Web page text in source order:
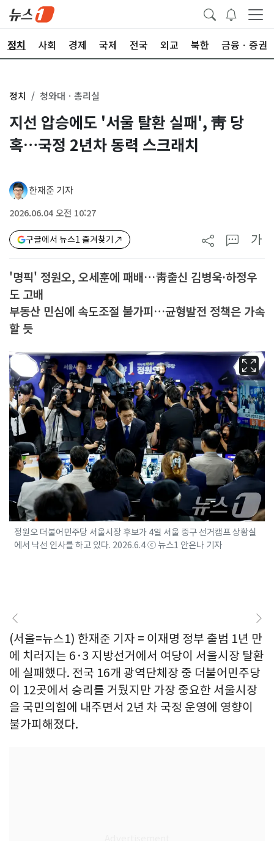
정치 사회 경제 국제 전국 외교 북한 금융ㆍ증권
정치 청와대ㆍ총리실
지선 압승에도 '서울 탈환 실패', 靑 당
혹…국정 2년차 동력 스크래치
한재준 기자
2026.06.04 오전 10:27
구글에서 뉴스1 즐겨찾기 가
'명픽' 정원오, 오세훈에 패배…靑출신 김병욱·하정우
도 고배
부동산 민심에 속도조절 불가피…균형발전 정책은 가속
할 듯
정원오 더불어민주당 서울시장 후보가 4일 서울 중구 선거캠프 상황실
에서 낙선 인사를 하고 있다. 2026.6.4 ⓒ 뉴스1 안은나 기자
(서울=뉴스1) 한재준 기자 = 이재명 정부 출범 1년 만
에 치러지는 6·3 지방선거에서 여당이 서울시장 탈환
에 실패했다. 전국 16개 광역단체장 중 더불어민주당
이 12곳에서 승리를 거뒀지만 가장 중요한 서울시장
을 국민의힘에 내주면서 2년 차 국정 운영에 영향이
불가피해졌다.